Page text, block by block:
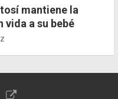
mantiene la
vida a su bebé